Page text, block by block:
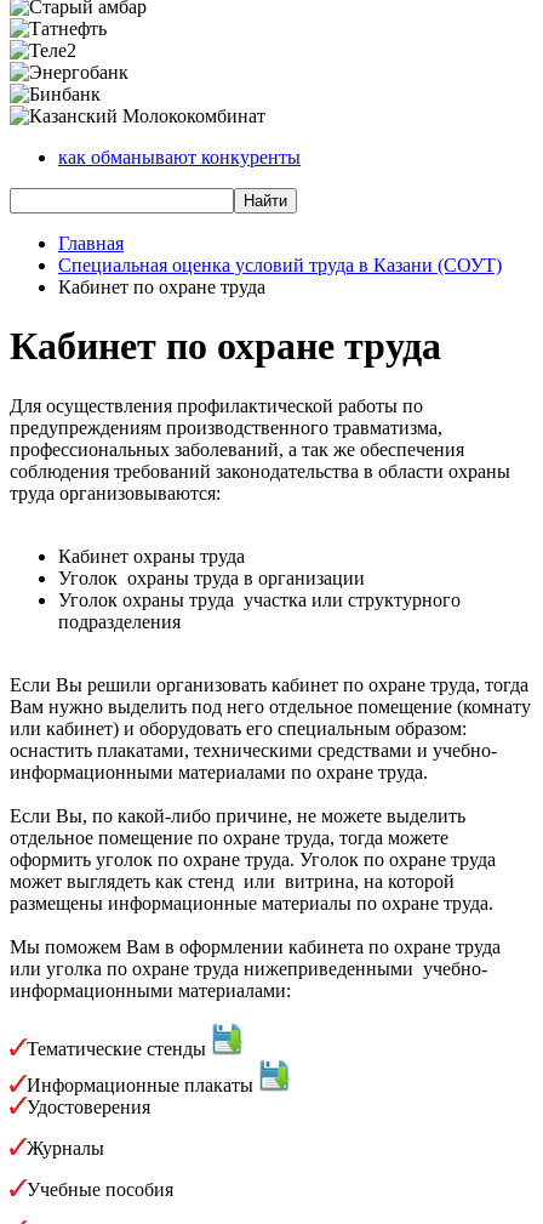
как обманывают конкуренты
Главная
Специальная оценка условий труда в Казани (СОУТ)
Кабинет по охране труда
Кабинет по охране труда
Для осуществления профилактической работы по
предупреждениям производственного травматизма,
профессиональных заболеваний, а так же обеспечения
соблюдения требований законодательства в области охраны
труда организовываются:
Кабинет охраны труда
Уголок охраны труда в организации
Уголок охраны труда участка или структурного
подразделения
Если Вы решили организовать кабинет по охране труда, тогда
Вам нужно выделить под него отдельное помещение (комнату
или кабинет) и оборудовать его специальным образом:
оснастить плакатами, техническими средствами и учебно-
информационными материалами по охране труда.
Если Вы, по какой-либо причине, не можете выделить
отдельное помещение по охране труда, тогда можете
оформить уголок по охране труда. Уголок по охране труда
может выглядеть как стенд или витрина, на которой
размещены информационные материалы по охране труда.
Мы поможем Вам в оформлении кабинета по охране труда
или уголка по охране труда нижеприведенными учебно-
информационными материалами:
Тематические стенды
Информационные плакаты
Удостоверения
Журналы
Учебные пособия